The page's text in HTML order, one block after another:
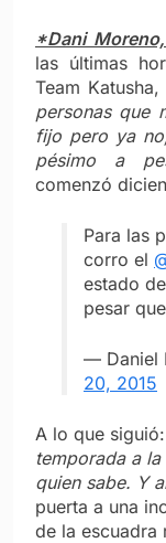
*Dani
las últimas
Team
personas que
fijo pero ya
pésimo a
comenzó
Para las
corro el
estado
pesar
— Daniel
20, 2015
A lo que siguió:
temporada a
quien sabe. Y
puerta a una
de la escuadra